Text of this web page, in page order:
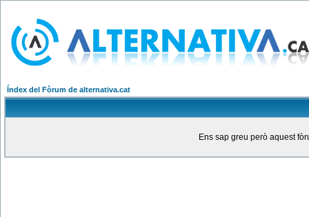
Índex del Fòrum de alternativa.cat
Ens sap greu però aquest